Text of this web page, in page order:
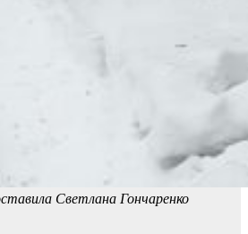
Светлана Гончаренко